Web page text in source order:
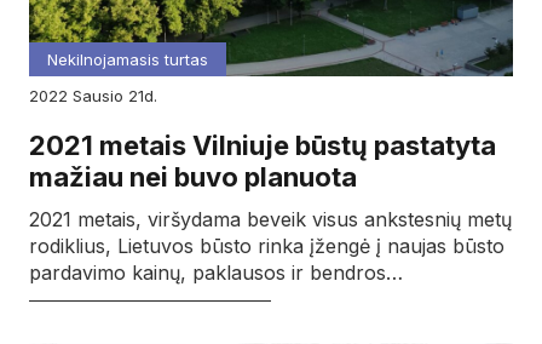
Nekilnojamasis turtas
2022
sausio 21d.
2021 metais Vilniuje būstų pastatyta
mažiau nei buvo planuota
2021 metais, viršydama beveik visus ankstesnių metų
rodiklius, Lietuvos būsto rinka įžengė į naujas būsto
pardavimo kainų, paklausos ir bendros…